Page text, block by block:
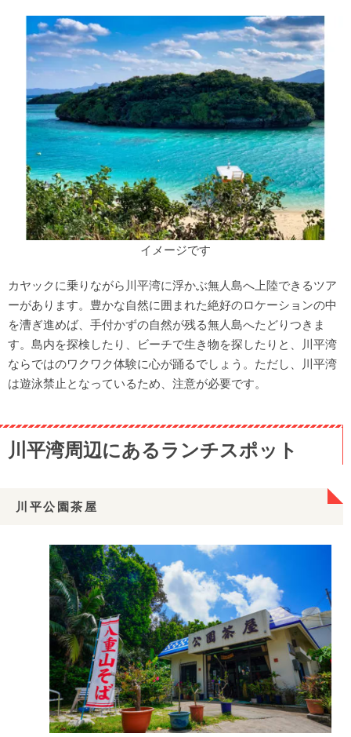
イメージです
カヤックに乗りながら川平湾に浮かぶ無人島へ上陸できるツア
ーがあります。豊かな自然に囲まれた絶好のロケーションの中
を漕ぎ進めば、手付かずの自然が残る無人島へたどりつきま
す。島内を探検したり、ビーチで生き物を探したりと、川平湾
ならではのワクワク体験に心が踊るでしょう。ただし、川平湾
は遊泳禁止となっているため、注意が必要です。
川平湾周辺にあるランチスポット
川平公園茶屋